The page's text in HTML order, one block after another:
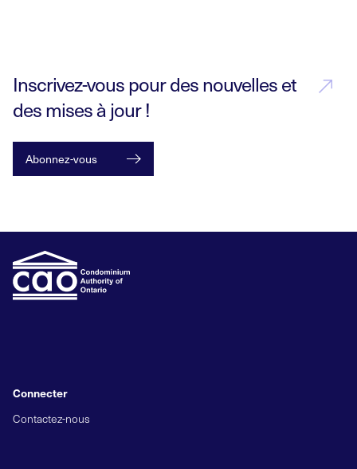
Inscrivez-vous pour des nouvelles et
des mises à jour !
Abonnez-vous
Connecter
Contactez-nous